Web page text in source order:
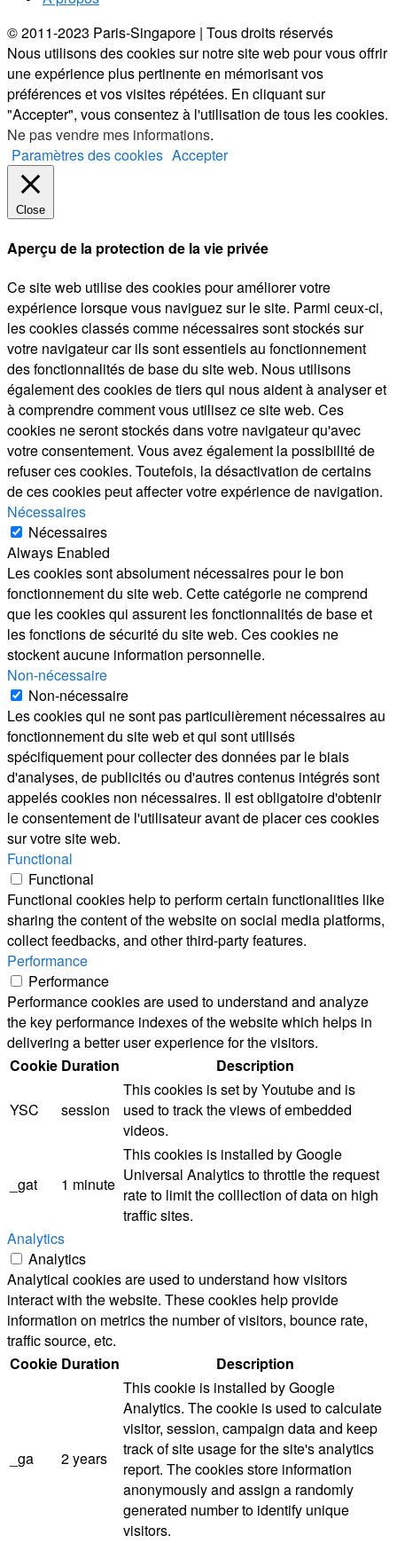
© 2011-2023 Paris-Singapore | Tous droits réservés
Nous utilisons des cookies sur notre site web pour vous offrir
une expérience plus pertinente en mémorisant vos
préférences et vos visites répétées. En cliquant sur
"Accepter", vous consentez à l'utilisation de tous les cookies.
Ne pas vendre mes informations.
Paramètres des cookies Accepter
Close
Aperçu de la protection de la vie privée
Ce site web utilise des cookies pour améliorer votre
expérience lorsque vous naviguez sur le site. Parmi ceux-ci,
les cookies classés comme nécessaires sont stockés sur
votre navigateur car ils sont essentiels au fonctionnement
des fonctionnalités de base du site web. Nous utilisons
également des cookies de tiers qui nous aident à analyser et
à comprendre comment vous utilisez ce site web. Ces
cookies ne seront stockés dans votre navigateur qu'avec
votre consentement. Vous avez également la possibilité de
refuser ces cookies. Toutefois, la désactivation de certains
de ces cookies peut affecter votre expérience de navigation.
Nécessaires
Nécessaires
Always Enabled
Les cookies sont absolument nécessaires pour le bon
fonctionnement du site web. Cette catégorie ne comprend
que les cookies qui assurent les fonctionnalités de base et
les fonctions de sécurité du site web. Ces cookies ne
stockent aucune information personnelle.
Non-nécessaire
Non-nécessaire
Les cookies qui ne sont pas particulièrement nécessaires au
fonctionnement du site web et qui sont utilisés
spécifiquement pour collecter des données par le biais
d'analyses, de publicités ou d'autres contenus intégrés sont
appelés cookies non nécessaires. Il est obligatoire d'obtenir
le consentement de l'utilisateur avant de placer ces cookies
sur votre site web.
Functional
Functional
Functional cookies help to perform certain functionalities like
sharing the content of the website on social media platforms,
collect feedbacks, and other third-party features.
Performance
Performance
Performance cookies are used to understand and analyze
the key performance indexes of the website which helps in
delivering a better user experience for the visitors.
Cookie Duration Description
YSC session
This cookies is set by Youtube and is
used to track the views of embedded
videos.
_gat 1 minute
This cookies is installed by Google
Universal Analytics to throttle the request
rate to limit the colllection of data on high
traffic sites.
Analytics
Analytics
Analytical cookies are used to understand how visitors
interact with the website. These cookies help provide
information on metrics the number of visitors, bounce rate,
traffic source, etc.
Cookie Duration Description
_ga 2 years
This cookie is installed by Google
Analytics. The cookie is used to calculate
visitor, session, campaign data and keep
track of site usage for the site's analytics
report. The cookies store information
anonymously and assign a randomly
generated number to identify unique
visitors.